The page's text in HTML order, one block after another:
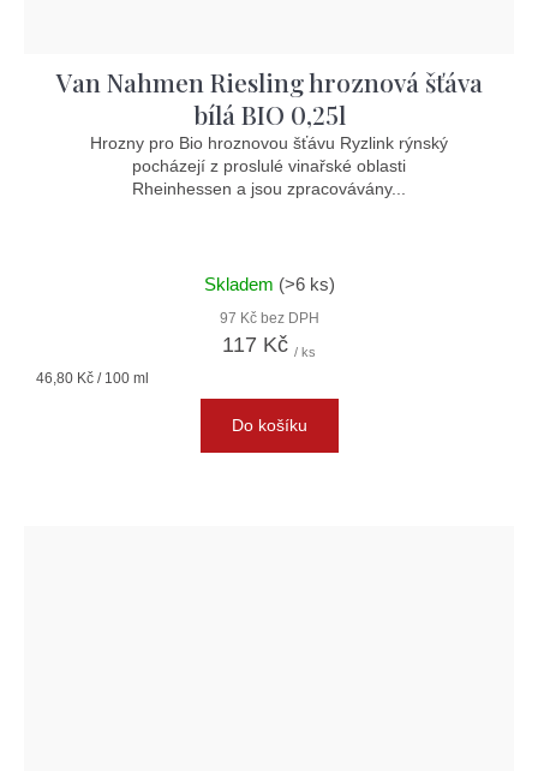
Van Nahmen Riesling hroznová šťáva
bílá BIO 0,25l
Hrozny pro Bio hroznovou šťávu Ryzlink rýnský
pocházejí z proslulé vinařské oblasti
Rheinhessen a jsou zpracovávány...
Skladem (>6 ks)
97 Kč bez DPH
117 Kč / ks
Měrná
46,80 Kč / 100 ml
Do košíku